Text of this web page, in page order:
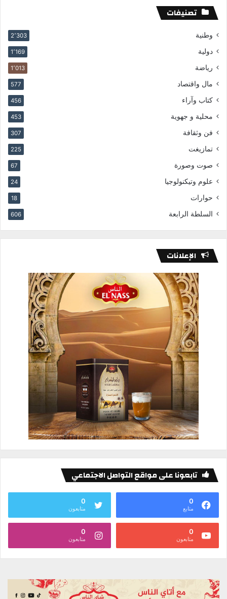
تصنيفات
وطنية 2٬303
دولية 1٬169
رياضة 1٬013
مال واقتصاد 577
كتاب وآراء 456
محلية و جهوية 453
فن وثقافة 307
تمازيغت 225
صوت وصورة 67
علوم وتيكنولوجيا 24
حوارات 18
السلطة الرابعة 606
الإعلانات
تابعونا على مواقع التواصل الاجتماعي
0
متابع
0
متابعون
0
متابعون
0
متابعون